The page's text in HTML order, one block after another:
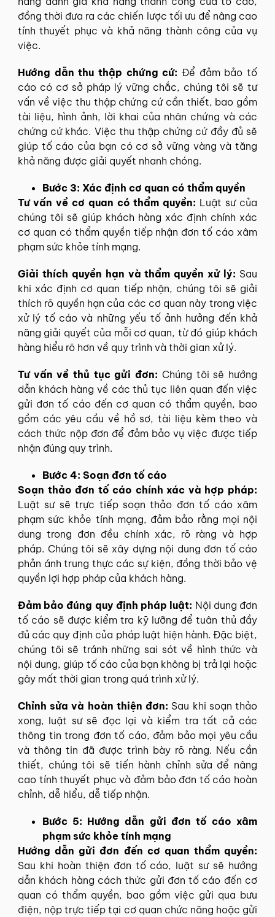
đồng thời đưa ra các chiến lược tối ưu để nâng cao
tính thuyết phục và khả năng thành công của vụ
việc.
Hướng dẫn thu thập chứng cứ: Để đảm bảo tố
cáo có cơ sở pháp lý vững chắc, chúng tôi sẽ tư
vấn về việc thu thập chứng cứ cần thiết, bao gồm
tài liệu, hình ảnh, lời khai của nhân chứng và các
chứng cứ khác. Việc thu thập chứng cứ đầy đủ sẽ
giúp tố cáo của bạn có cơ sở vững vàng và tăng
khả năng được giải quyết nhanh chóng.
Bước 3: Xác định cơ quan có thẩm quyền
Tư vấn về cơ quan có thẩm quyền: Luật sư của
chúng tôi sẽ giúp khách hàng xác định chính xác
cơ quan có thẩm quyền tiếp nhận đơn tố cáo xâm
phạm sức khỏe tính mạng.
Giải thích quyền hạn và thẩm quyền xử lý: Sau
khi xác định cơ quan tiếp nhận, chúng tôi sẽ giải
thích rõ quyền hạn của các cơ quan này trong việc
xử lý tố cáo và những yếu tố ảnh hưởng đến khả
năng giải quyết của mỗi cơ quan, từ đó giúp khách
hàng hiểu rõ hơn về quy trình và thời gian xử lý.
Tư vấn về thủ tục gửi đơn: Chúng tôi sẽ hướng
dẫn khách hàng về các thủ tục liên quan đến việc
gửi đơn tố cáo đến cơ quan có thẩm quyền, bao
gồm các yêu cầu về hồ sơ, tài liệu kèm theo và
cách thức nộp đơn để đảm bảo vụ việc được tiếp
nhận đúng quy trình.
Bước 4: Soạn đơn tố cáo
Soạn thảo đơn tố cáo chính xác và hợp pháp:
Luật sư sẽ trực tiếp soạn thảo đơn tố cáo xâm
phạm sức khỏe tính mạng, đảm bảo rằng mọi nội
dung trong đơn đều chính xác, rõ ràng và hợp
pháp. Chúng tôi sẽ xây dựng nội dung đơn tố cáo
phản ánh trung thực các sự kiện, đồng thời bảo vệ
quyền lợi hợp pháp của khách hàng.
Đảm bảo đúng quy định pháp luật: Nội dung đơn
tố cáo sẽ được kiểm tra kỹ lưỡng để tuân thủ đầy
đủ các quy định của pháp luật hiện hành. Đặc biệt,
chúng tôi sẽ tránh những sai sót về hình thức và
nội dung, giúp tố cáo của bạn không bị trả lại hoặc
gây mất thời gian trong quá trình xử lý.
Chỉnh sửa và hoàn thiện đơn: Sau khi soạn thảo
xong, luật sư sẽ đọc lại và kiểm tra tất cả các
thông tin trong đơn tố cáo, đảm bảo mọi yêu cầu
và thông tin đã được trình bày rõ ràng. Nếu cần
thiết, chúng tôi sẽ tiến hành chỉnh sửa để nâng
cao tính thuyết phục và đảm bảo đơn tố cáo hoàn
chỉnh, dễ hiểu, dễ tiếp nhận.
Bước 5: Hướng dẫn gửi đơn tố cáo xâm
phạm sức khỏe tính mạng
Hướng dẫn gửi đơn đến cơ quan thẩm quyền:
Sau khi hoàn thiện đơn tố cáo, luật sư sẽ hướng
dẫn khách hàng cách thức gửi đơn tố cáo đến cơ
quan có thẩm quyền, bao gồm việc gửi qua bưu
điện, nộp trực tiếp tại cơ quan chức năng hoặc gửi